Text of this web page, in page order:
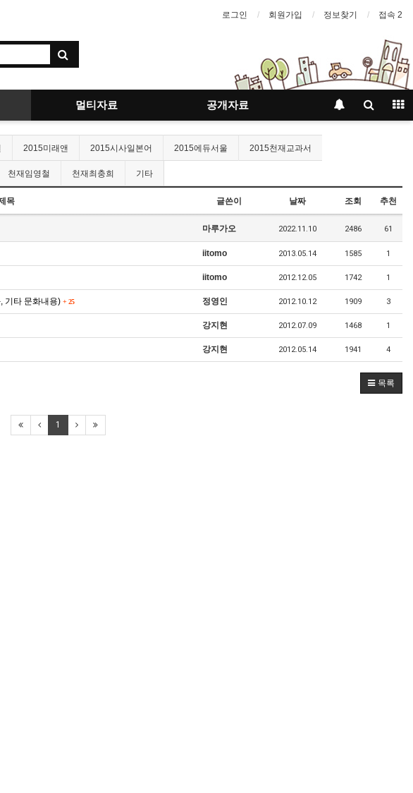
로그인 회원가입 정보찾기 접속 2
멀티자료 공개자료
2015미래앤 2015시사일본어 2015에듀서울 2015천재교과서
천재임영철 천재최충희 기타
목 글쓴이 날짜 조회 추천
마루가오 2022.11.10 2486 61
iitomo 2013.05.14 1585 1
iitomo 2012.12.05 1742 1
기타 문화내용) + 25 정영인 2012.10.12 1909 3
강지현 2012.07.09 1468 1
강지현 2012.05.14 1941 4
목록
1